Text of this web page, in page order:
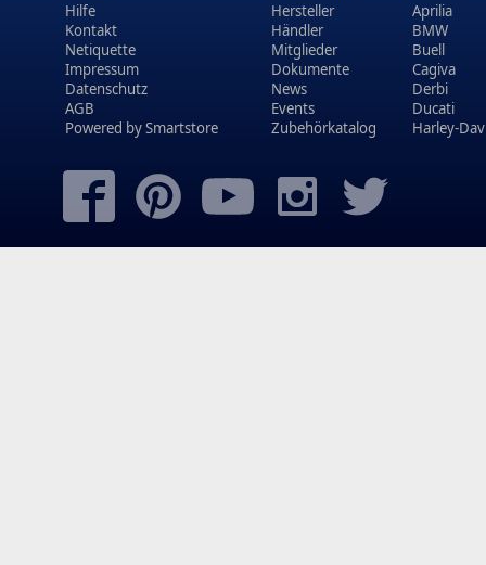
Hilfe
Kontakt
Netiquette
Impressum
Datenschutz
AGB
Powered bySmartstore
Hersteller
Händler
Mitglieder
Dokumente
News
Events
Zubehörkatalog
Aprilia
BMW
Buell
Cagiva
Derbi
Ducati
Harley-